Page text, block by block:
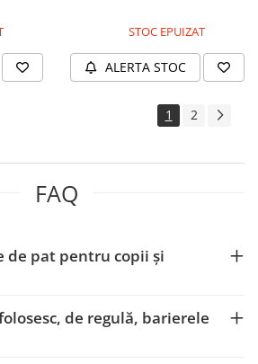
STOC EPUIZAT
ALERTA STOC
1 2
FAQ
de pat pentru copii și
de regulă, barierele